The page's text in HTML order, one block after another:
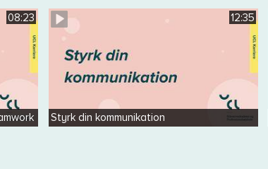
08:23 12:35
Styrk din kommunikation